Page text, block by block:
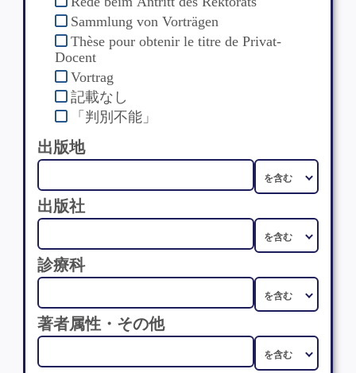
Sammlung von Vorträgen
Thèse pour obtenir le titre de Privat-
Docent
Vortrag
記載なし
「判別不能」
出版地
出版社
診療科
著者属性・その他